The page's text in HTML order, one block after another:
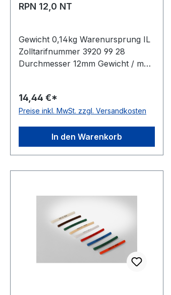
RPN 12,0 NT
Gewicht 0,14kg Warenursprung IL
Zolltarifnummer 3920 99 28
Durchmesser 12mm Gewicht / m
Material Polyurethan Farbe grün
Rollenlänge 30,5 (außer Ø 2mm =
Zugstrang nein Shorehärte 88°
Shore A
14,44 €*
Preise inkl. MwSt. zzgl. Versandkosten
In den Warenkorb